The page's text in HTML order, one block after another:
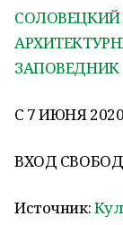
ЗАПОВЕДНИК
С 7 ИЮНЯ
ВХОД
Источник: